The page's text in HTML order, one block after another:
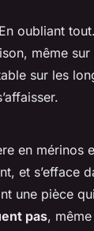
oubliant
même
sur les
en mérinos
et s’efface
une pièce
pas, même